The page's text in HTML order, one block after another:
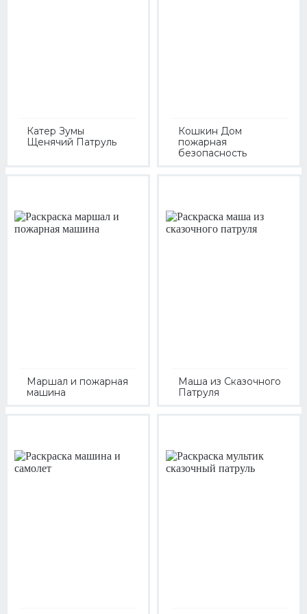
Катер Зумы
Щенячий Патруль
Кошкин Дом
пожарная
безопасность
Маршал и пожарная
машина
Маша из Сказочного
Патруля